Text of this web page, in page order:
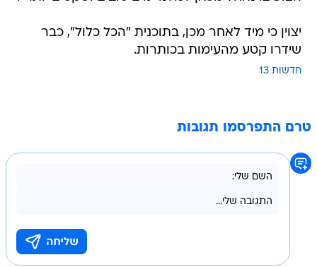
יצוין כי מיד לאחר מכן, בתוכנית "הכל כלול", כבר
שידרו קטע מהעימות בכותרות.
חדשות 13
טרם התפרסמו תגובות